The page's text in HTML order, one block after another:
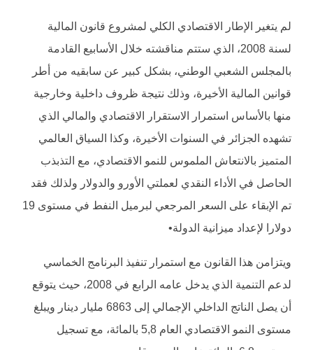
لم يتغير الإطار الاقتصادي الكلي لمشروع قانون المالية
لسنة 2008، الذي ستتم مناقشته خلال الأسابيع القادمة
بالمجلس الشعبي الوطني، بشكل كبير عن سابقيه من أطر
قوانين المالية الأخيرة، وذلك نتيجة ظروف داخلية وخارجية
منها بالأساس استمرار الاستقرار الاقتصادي والمالي الذي
تشهده الجزائر في السنوات الأخيرة، وكذا السياق العالمي
المتميز بالانتعاش الملموس للنمو الاقتصادي، مع التذبذب
الحاصل في الأداء النقدي لعملتي الأورو والدولار ولذلك فقد
تم الإبقاء على السعر المرجعي لبرميل النفط في مستوى 19
دولارا لإعداد ميزانية الدولة•
ويتزامن هذا القانون مع استمرار تنفيذ البرنامج الخماسي
لدعم التنمية الذي يدخل عامه الرابع في 2008، حيث يتوقع
أن يصل الناتج الداخلي الإجمالي إلى 6863 مليار دينار ويبلغ
مستوى النمو الاقتصادي العام 5,8 بالمائة، مع تسجيل